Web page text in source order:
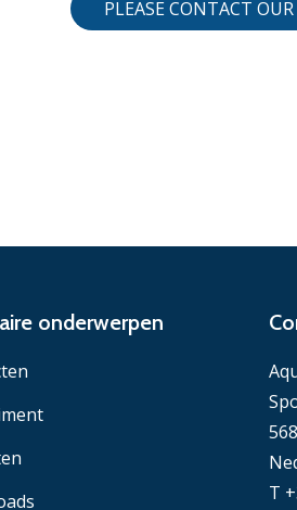
PLEASE CONTACT
onderwerpen
T